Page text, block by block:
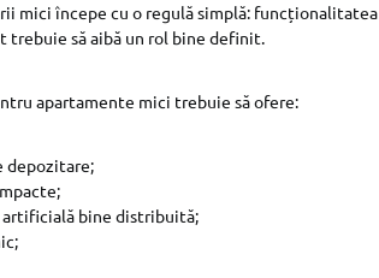
mici începe cu o regulă simplă:
trebuie să aibă un rol bine definit.
apartamente mici trebuie să ofere:
depozitare;
artificială bine distribuită;